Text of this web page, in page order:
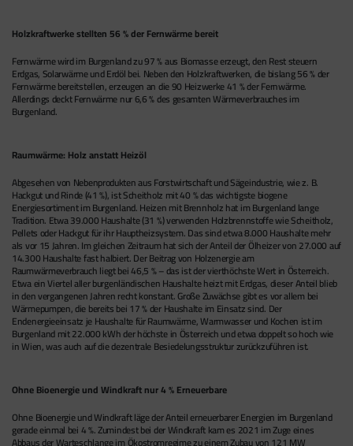
Holzkraftwerke stellten 56 % der Fernwärme bereit
Fernwärme wird im Burgenland zu 97 % aus Biomasse erzeugt, den Rest steuern
Erdgas, Solarwärme und Erdöl bei. Neben den Holzkraftwerken, die bislang 56 % der
Fernwärme bereitstellen, erzeugen an die 90 Heizwerke 41 % der Fernwärme.
Allerdings deckt Fernwärme nur 6,6 % des gesamten Wärmeverbrauches im
Burgenland.
Raumwärme: Holz anstatt Heizöl
Abgesehen von Nebenprodukten aus Forstwirtschaft und Sägeindustrie, wie z. B.
Hackgut und Rinde (41 %), ist Scheitholz mit 40 % das wichtigste biogene
Energiesortiment im Burgenland. Heizen mit Brennholz hat im Burgenland lange
Tradition. Etwa 39.000 Haushalte (31 %) verwenden Holzbrennstoffe wie Scheitholz,
Pellets oder Hackgut für ihr Hauptheizsystem. Das sind etwa 8.000 Haushalte mehr
als vor 15 Jahren. Im gleichen Zeitraum hat sich der Anteil der Ölheizer von 27.000 auf
14.300 Haushalte fast halbiert. Der Beitrag von Holzenergie am
Raumwärmeverbrauch liegt bei 46,5 % – das ist der vierthöchste Wert in Österreich.
Etwa ein Viertel aller burgenländischen Haushalte heizt mit Erdgas, dieser Anteil blieb
in den vergangenen Jahren recht konstant. Große Zuwächse gibt es vor allem bei
Wärmepumpen, die bereits bei 17 % der Haushalte im Einsatz sind. Der
Endenergieeinsatz je Haushalte für Raumwärme, Warmwasser und Kochen ist im
Burgenland mit 22.000 kWh der höchste in Österreich und etwa doppelt so hoch wie
in Wien, was auch auf die dezentrale Besiedelungsstruktur zurückzuführen ist.
Ohne Bioenergie und Windkraft nur 4 % Erneuerbare
Ohne Bioenergie und Windkraft läge der Anteil erneuerbarer Energien im Burgenland
gerade einmal bei 4 %. Zumindest bei der Windkraft kam es 2021 im Zuge eines
Abbaus der Warteschlange im Ökostromregime zu einem Zubau von 121 MW